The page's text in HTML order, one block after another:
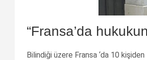
“Fransa’da
Bilindiği üzere Fransa ‘da 10